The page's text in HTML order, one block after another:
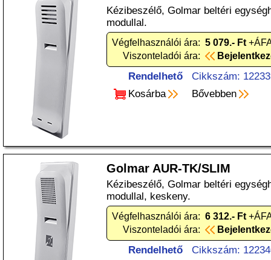
Kézibeszélő, Golmar beltéri
modullal.
Végfelhasználói ára: 5 079.- Ft
Viszonteladói ára:
Rendelhető
Cikkszám:
Kosárba
Bővebben
Golmar AUR-TK/SLIM
Kézibeszélő, Golmar beltéri
modullal, keskeny.
Végfelhasználói ára: 6 312.- Ft
Viszonteladói ára:
Rendelhető
Cikkszám: